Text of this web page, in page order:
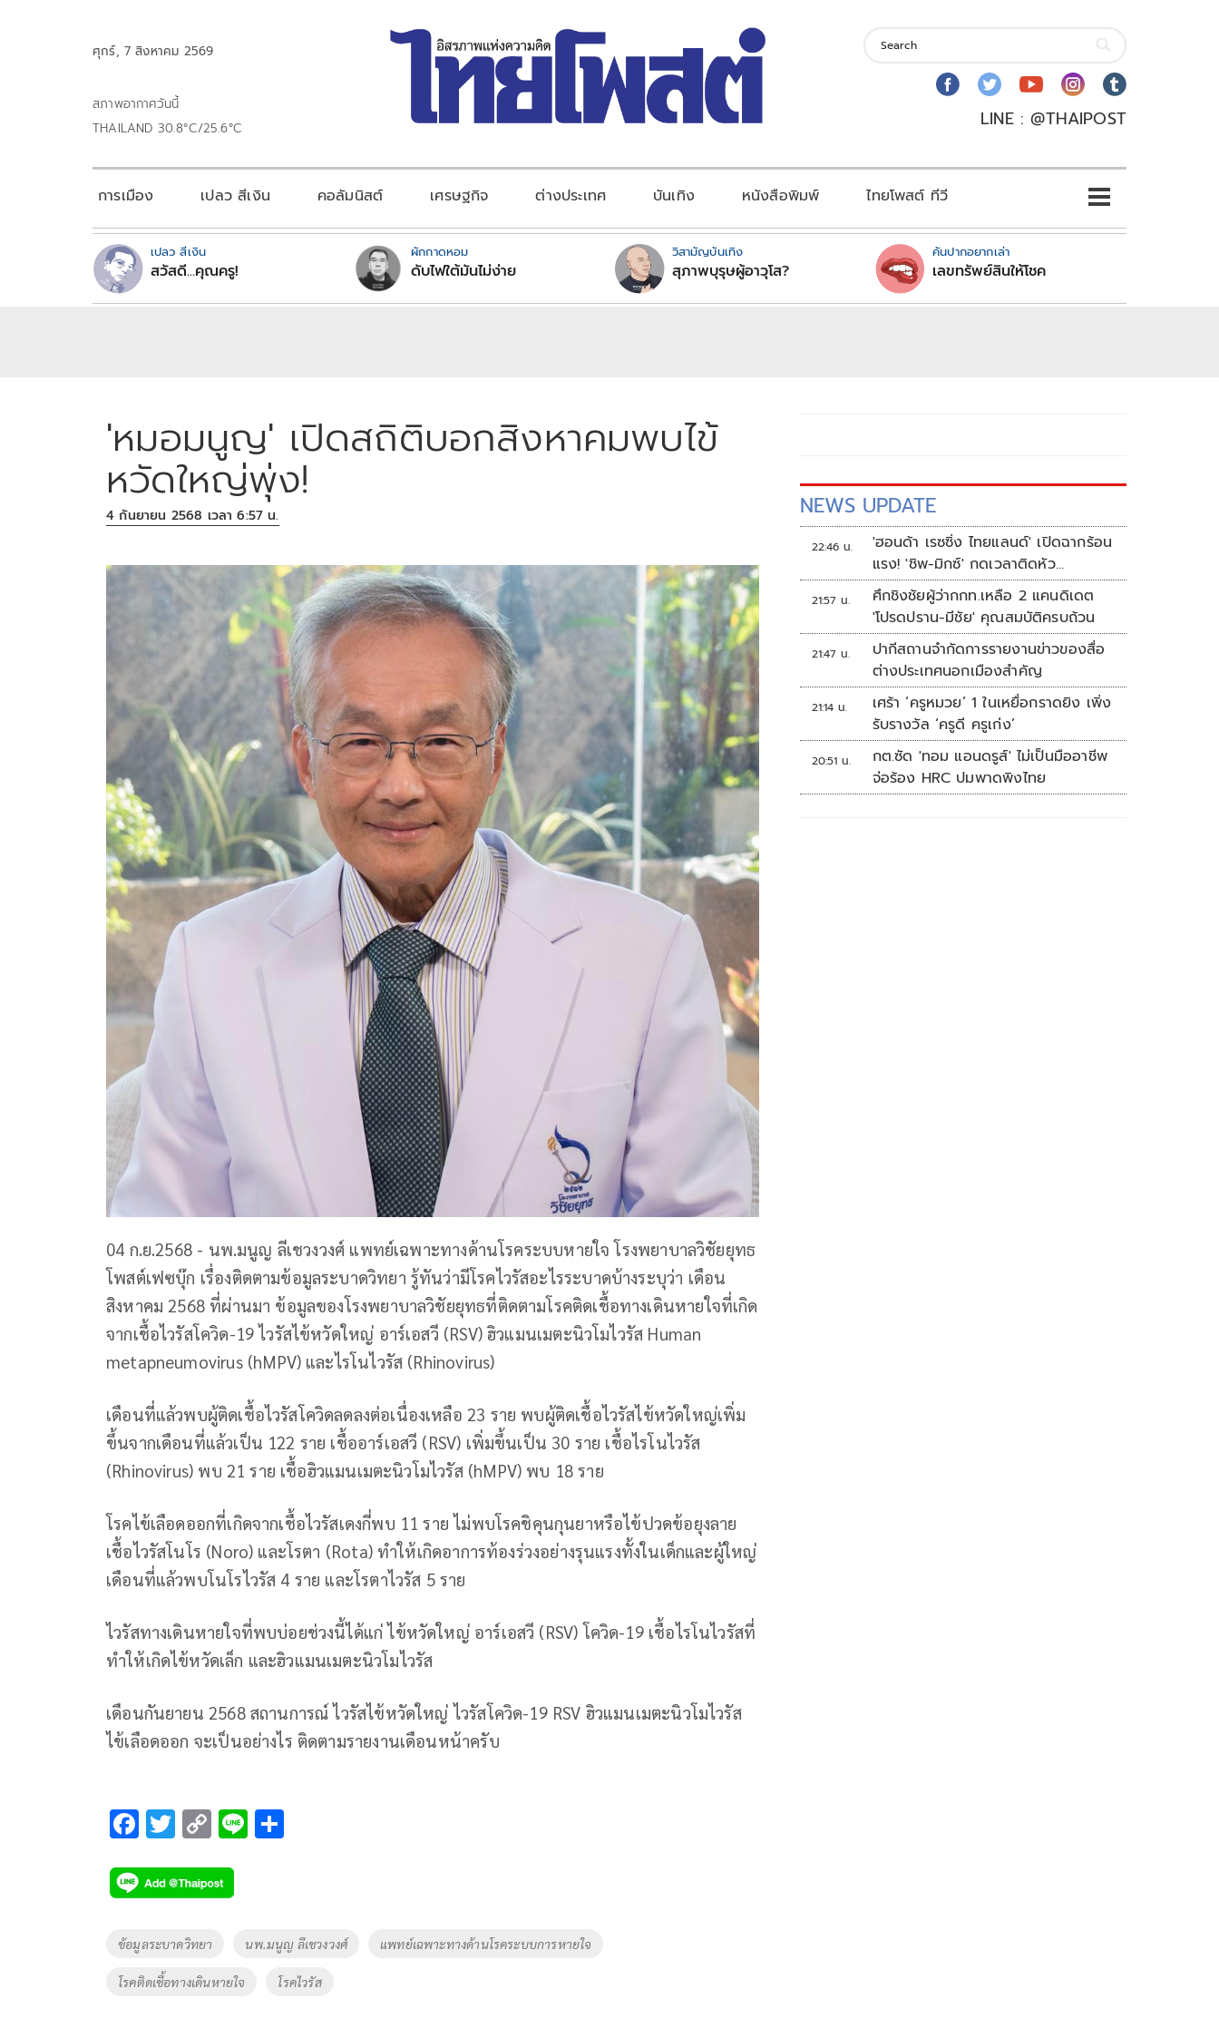
ศุกร์, 7 สิงหาคม 2569
สภาพอากาศวันนี้
THAILAND 30.8°C/25.6°C
LINE : @THAIPOST
การเมือง เปลว สีเงิน คอลัมนิสต์ เศรษฐกิจ ต่างประเทศ บันเทิง หนังสือพิมพ์ ไทยโพสต์ ทีวี
เปลว สีเงิน
สวัสดี...คุณครู!
ผักกาดหอม
ดับไฟใต้มันไม่ง่าย
วิสามัญบันเทิง
สุภาพบุรุษผู้อาวุโส?
คันปากอยากเล่า
เลขทรัพย์สินให้โชค
'หมอมนูญ' เปิดสถิติบอกสิงหาคมพบไข้
หวัดใหญ่พุ่ง!
4 กันยายน 2568 เวลา 6:57 น.
04 ก.ย.2568 - นพ.มนูญ ลีเชวงวงศ์ แพทย์เฉพาะทางด้านโรคระบบหายใจ โรงพยาบาลวิชัยยุทธ
โพสต์เฟซบุ๊ก เรื่องติดตามข้อมูลระบาดวิทยา รู้ทันว่ามีโรคไวรัสอะไรระบาดบ้างระบุว่า เดือน
สิงหาคม 2568 ที่ผ่านมา ข้อมูลของโรงพยาบาลวิชัยยุทธที่ติดตามโรคติดเชื้อทางเดินหายใจที่เกิด
จากเชื้อไวรัสโควิด-19 ไวรัสไข้หวัดใหญ่ อาร์เอสวี (RSV) ฮิวแมนเมตะนิวโมไวรัส Human
metapneumovirus (hMPV) และไรโนไวรัส (Rhinovirus)
เดือนที่แล้วพบผู้ติดเชื้อไวรัสโควิดลดลงต่อเนื่องเหลือ 23 ราย พบผู้ติดเชื้อไวรัสไข้หวัดใหญ่เพิ่ม
ขึ้นจากเดือนที่แล้วเป็น 122 ราย เชื้ออาร์เอสวี (RSV) เพิ่มขึ้นเป็น 30 ราย เชื้อไรโนไวรัส
(Rhinovirus) พบ 21 ราย เชื้อฮิวแมนเมตะนิวโมไวรัส (hMPV) พบ 18 ราย
โรคไข้เลือดออกที่เกิดจากเชื้อไวรัสเดงกี่พบ 11 ราย ไม่พบโรคชิคุนกุนยาหรือไข้ปวดข้อยุงลาย
เชื้อไวรัสโนโร (Noro) และโรตา (Rota) ทำให้เกิดอาการท้องร่วงอย่างรุนแรงทั้งในเด็กและผู้ใหญ่
เดือนที่แล้วพบโนโรไวรัส 4 ราย และโรตาไวรัส 5 ราย
ไวรัสทางเดินหายใจที่พบบ่อยช่วงนี้ได้แก่ ไข้หวัดใหญ่ อาร์เอสวี (RSV) โควิด-19 เชื้อไรโนไวรัสที่
ทำให้เกิดไข้หวัดเล็ก และฮิวแมนเมตะนิวโมไวรัส
เดือนกันยายน 2568 สถานการณ์ ไวรัสไข้หวัดใหญ่ ไวรัสโควิด-19 RSV ฮิวแมนเมตะนิวโมไวรัส
ไข้เลือดออก จะเป็นอย่างไร ติดตามรายงานเดือนหน้าครับ
F
e
b
o
o
k
T
tt
er
C
p
y
Li
k
Li
Tags
ข้อมูลระบาดวิทยา นพ.มนูญ ลีเชวงวงศ์ แพทย์เฉพาะทางด้านโรคระบบการหายใจ
โรคติดเชื้อทางเดินหายใจ โรคไวรัส
NEWS UPDATE
22:46 น.
'ฮอนด้า เรซซิ่ง ไทยแลนด์' เปิดฉากร้อน
แรง! 'ชิพ-มิกซ์' กดเวลาติดหัว
แถว ARRC สนาม 4 ที่มัลดาลิกา
21:57 น.
ศึกชิงชัยผู้ว่ากกท.เหลือ 2 แคนดิเดต
'โปรดปราน-มีชัย' คุณสมบัติครบถ้วน
21:47 น.
ปากีสถานจำกัดการรายงานข่าวของสื่อ
ต่างประเทศนอกเมืองสำคัญ
21:14 น.
เศร้า ‘ครูหมวย’ 1 ในเหยื่อกราดยิง เพิ่ง
รับรางวัล ‘ครูดี ครูเก่ง’
20:51 น.
กต.ซัด 'ทอม แอนดรูส์' ไม่เป็นมืออาชีพ
จ่อร้อง HRC ปมพาดพิงไทย